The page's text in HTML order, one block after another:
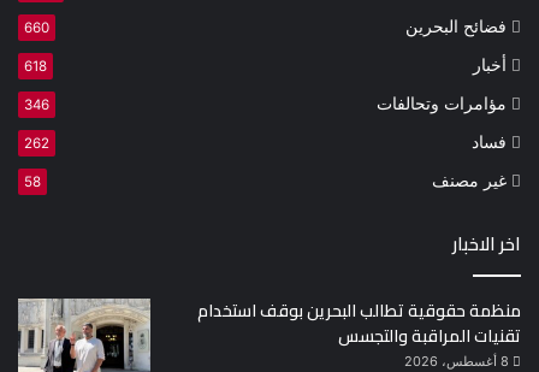
فضائح البحرين 660
أخبار 618
مؤامرات وتحالفات 346
فساد 262
غير مصنف 58
اخر الاخبار
منظمة حقوقية تطالب البحرين بوقف استخدام
تقنيات المراقبة والتجسس
8 أغسطس، 2026